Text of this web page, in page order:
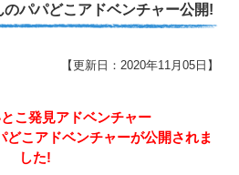
のパパどこアドベンチャー公開!
【更新日：2020年11月05日】
こ発見アドベンチャー
どこアドベンチャーが公開されま
した!